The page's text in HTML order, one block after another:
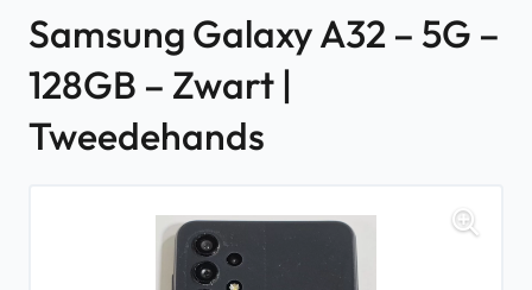
Samsung Galaxy A32 – 5G –
128GB – Zwart |
Tweedehands